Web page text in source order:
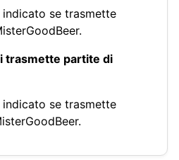
se trasmette
trasmette partite di
se trasmette